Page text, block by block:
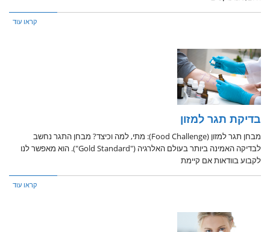
קראו עוד
בדיקת תגר למזון
מבחן תגר למזון (Food Challenge): מתי, למה וכיצד? מבחן התגר נחשב
לבדיקה האמינה ביותר בעולם האלרגיה ("Gold Standard"). הוא מאפשר לנו
לקבוע בוודאות אם קיימת
קראו עוד